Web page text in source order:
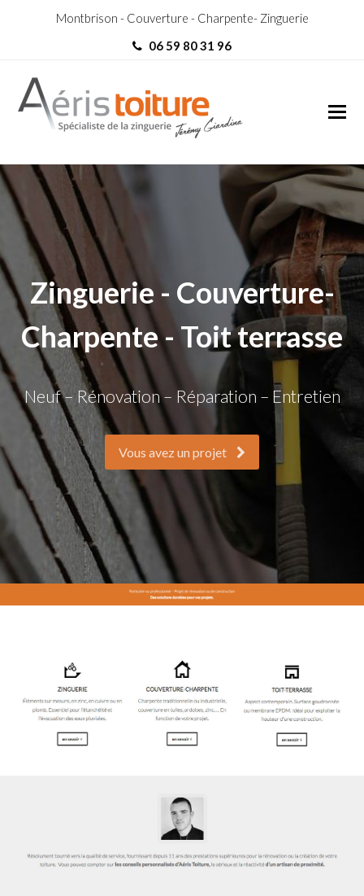
Montbrison - Couverture - Charpente- Zinguerie
06 59 80 31 96
Toit-Terrasse Marlhes
Zinguerie - Couverture-
Charpente - Toit terrasse
Neuf – Rénovation – Réparation – Entretien
Vous avez un projet